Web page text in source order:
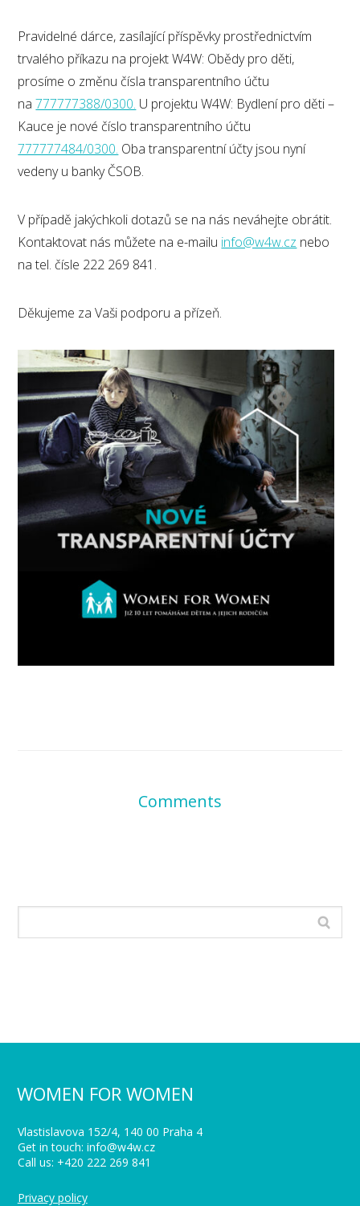
Pravidelné dárce, zasílající příspěvky prostřednictvím
trvalého příkazu na projekt W4W: Obědy pro děti,
prosíme o změnu čísla transparentního účtu
na777777388/0300. U projektu W4W: Bydlení pro děti –
Kauce je nové číslo transparentního účtu
777777484/0300. Oba transparentní účty jsou nyní
vedeny u banky ČSOB.
V případě jakýchkoli dotazů se na nás neváhejte obrátit.
Kontaktovat nás můžete na e-mailu info@w4w.cz nebo
na tel. čísle 222 269 841.
Děkujeme za Vaši podporu a přízeň.
Comments
WOMEN FOR WOMEN
Vlastislavova 152/4, 140 00 Praha 4
Get in touch: info@w4w.cz
Call us: +420 222 269 841
Privacy policy